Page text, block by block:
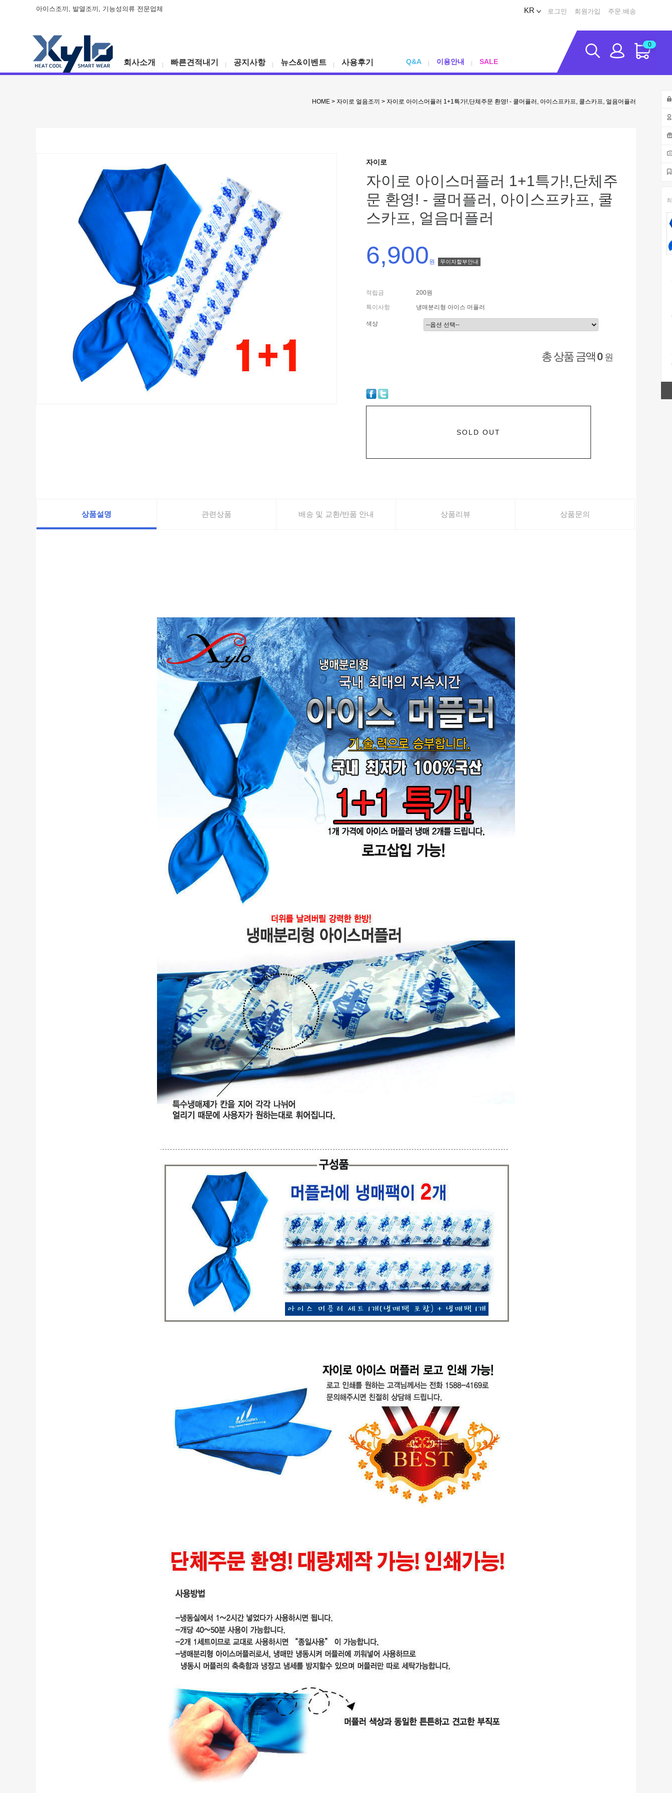
아이스조끼, 발열조끼, 기능성의류 전문업체 KR 로그인 회원가입 주문.배송
회사소개 빠른견적내기 공지사항 뉴스&이벤트 사용후기 Q&A 이용안내 SALE
0
HOME > 자이로 얼음조끼 > 자이로 아이스머플러 1+1특가!,단체주문 환영! - 쿨머플러, 아이스프카프, 쿨스카프, 얼음머플러
자이로
자이로 아이스머플러 1+1특가!,단체주
문 환영! - 쿨머플러, 아이스프카프, 쿨
스카프, 얼음머플러
6,900 원 무이자할부안내
적립금 200원
특이사항 냉매분리형 아이스 머플러
색상
총 상품 금액 0 원
SOLD OUT
상품설명 관련상품 배송 및 교환/반품 안내 상품리뷰 상품문의